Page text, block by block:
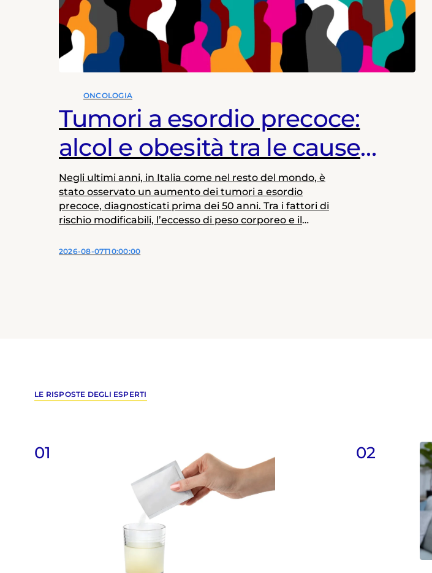
ONCOLOGIA
Tumori a esordio precoce:
alcol e obesità tra le cause
principali
Negli ultimi anni, in Italia come nel resto del mondo, è
stato osservato un aumento dei tumori a esordio
precoce, diagnosticati prima dei 50 anni. Tra i fattori di
rischio modificabili, l’eccesso di peso corporeo e il
in modo sinergico, il rischio di sviluppare tumori della
2026-08-07T10:00:00
LE RISPOSTE DEGLI ESPERTI